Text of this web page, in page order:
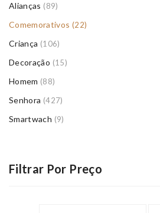
Alianças (89)
Comemorativos (22)
Criança (106)
Decoração (15)
Homem (88)
Senhora (427)
Smartwach (9)
Filtrar Por Preço